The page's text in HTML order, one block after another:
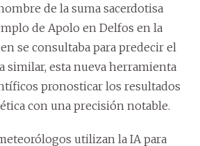
de la suma sacerdotisa
de Apolo en Delfos en la
se consultaba para predecir el
similar, esta nueva herramienta
pronosticar los resultados
con una precisión notable.
utilizan la IA para